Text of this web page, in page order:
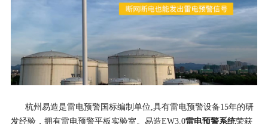
杭州易造是雷电预警国标编制单位,具有雷电预警设备15年的研
发经验，拥有雷电预警平板实验室。易造EW3.0雷电预警系统荣获